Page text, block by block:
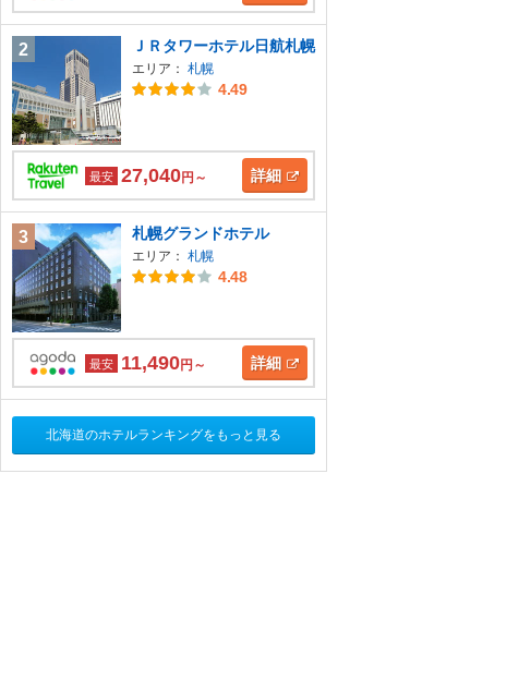
2 ＪＲタワーホテル日航札幌
エリア： 札幌
4.49
最安 27,040円～ 詳細
3 札幌グランドホテル
エリア： 札幌
4.48
最安 11,490円～ 詳細
北海道のホテルランキングをもっと見る